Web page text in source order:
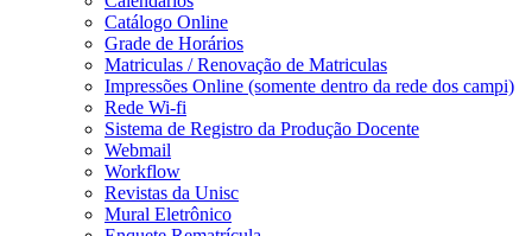
Catálogo Online
Grade de Horários
Matriculas / Renovação de Matriculas
Impressões Online (somente dentro da rede dos campi)
Rede Wi-fi
Sistema de Registro da Produção Docente
Webmail
Workflow
Revistas da Unisc
Mural Eletrônico